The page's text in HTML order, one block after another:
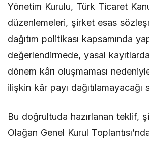
Yönetim Kurulu, Türk Ticaret
düzenlemeleri, şirket esas
dağıtım politikası kapsamında
değerlendirmede, yasal
dönem kârı oluşmaması
ilişkin kâr payı dağıtılamayacağı
Bu doğrultuda hazırlanan teklif,
Olağan Genel Kurul